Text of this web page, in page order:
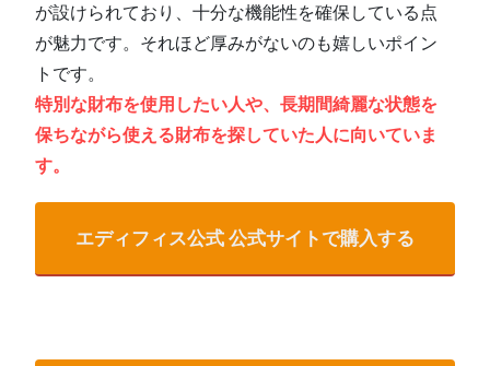
が設けられており、十分な機能性を確保している点
が魅力です。それほど厚みがないのも嬉しいポイン
トです。
特別な財布を使用したい人や、長期間綺麗な状態を
保ちながら使える財布を探していた人に向いていま
す。
エディフィス公式 公式サイトで購入する